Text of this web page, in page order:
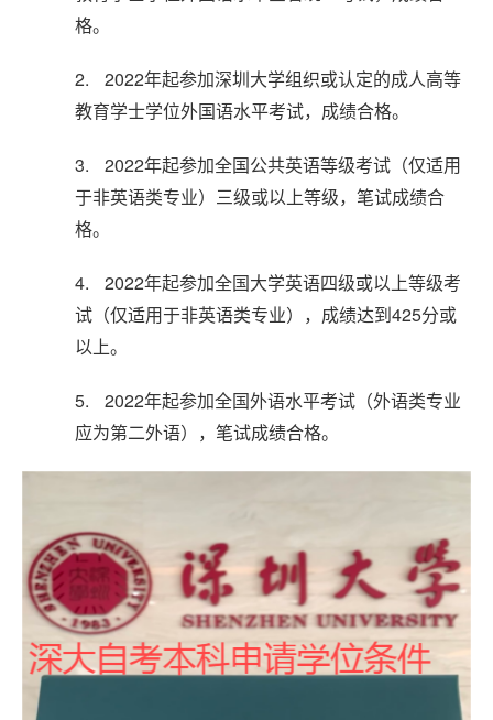
格。
2. 2022年起参加深圳大学组织或认定的成人高等
教育学士学位外国语水平考试，成绩合格。
3. 2022年起参加全国公共英语等级考试（仅适用
于非英语类专业）三级或以上等级，笔试成绩合
格。
4. 2022年起参加全国大学英语四级或以上等级考
试（仅适用于非英语类专业），成绩达到 425分或
以上。
5. 2022年起参加全国外语水平考试（外语类专业
应为第二外语），笔试成绩合格。